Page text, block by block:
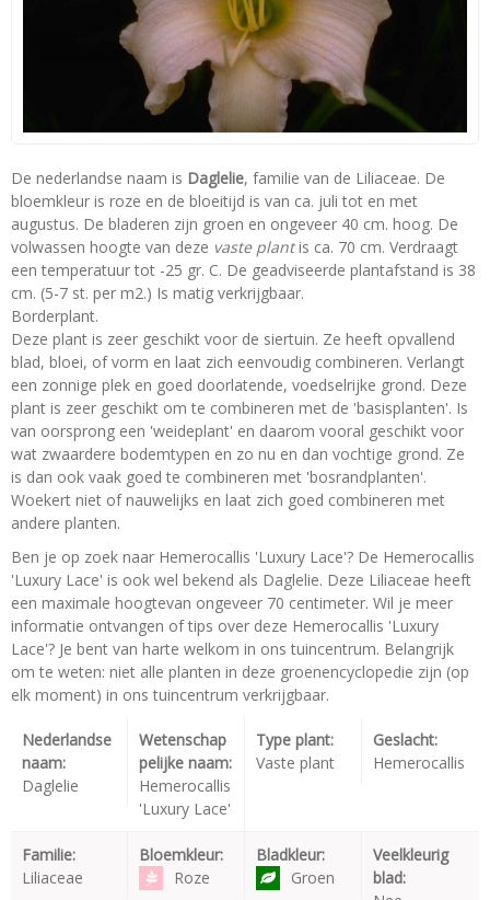
De nederlandse naam is Daglelie, familie van de Liliaceae. De
bloemkleur is roze en de bloeitijd is van ca. juli tot en met
augustus. De bladeren zijn groen en ongeveer 40 cm. hoog. De
volwassen hoogte van deze vaste plantis ca. 70 cm. Verdraagt
een temperatuur tot -25 gr. C. De geadviseerde plantafstand is 38
cm. (5-7 st. per m2.) Is matig verkrijgbaar.
Borderplant.
Deze plant is zeer geschikt voor de siertuin. Ze heeft opvallend
blad, bloei, of vorm en laat zich eenvoudig combineren. Verlangt
een zonnige plek en goed doorlatende, voedselrijke grond. Deze
plant is zeer geschikt om te combineren met de 'basisplanten'. Is
van oorsprong een 'weideplant' en daarom vooral geschikt voor
wat zwaardere bodemtypen en zo nu en dan vochtige grond. Ze
is dan ook vaak goed te combineren met 'bosrandplanten'.
Woekert niet of nauwelijks en laat zich goed combineren met
andere planten.
Ben je op zoek naar Hemerocallis 'Luxury Lace'? De Hemerocallis
'Luxury Lace' is ook wel bekend als Daglelie. Deze Liliaceae heeft
een maximale hoogtevan ongeveer 70 centimeter. Wil je meer
informatie ontvangen of tips over deze Hemerocallis 'Luxury
Lace'? Je bent van harte welkom in ons tuincentrum. Belangrijk
om te weten: niet alle planten in deze groenencyclopedie zijn (op
elk moment) in ons tuincentrum verkrijgbaar.
Nederlandse
naam:
Daglelie
Wetenschap
pelijke naam:
Hemerocallis
'Luxury Lace'
Type plant:
Vaste plant
Geslacht:
Hemerocallis
Familie:
Liliaceae
Bloemkleur:
Roze
Bladkleur:
Groen
Veelkleurig
blad: